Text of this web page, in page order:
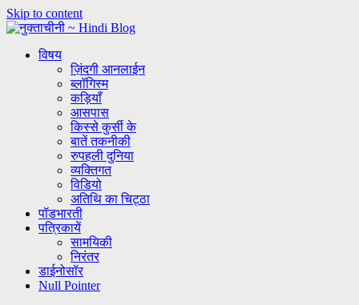
Skip to content
विषय
ज़िंदगी आनलाईन
ब्लॉगिस्म
कड़ियाँ
आसपास
किस्से कुर्सी के
बातें तकनीकी
रुपहली दुनिया
व्यक्तिगत
विडियो
अतिथि का चिट्ठा
पॉडभारती
पत्रिकायें
सामयिकी
निरंतर
डाईनोसॉर
Null Pointer